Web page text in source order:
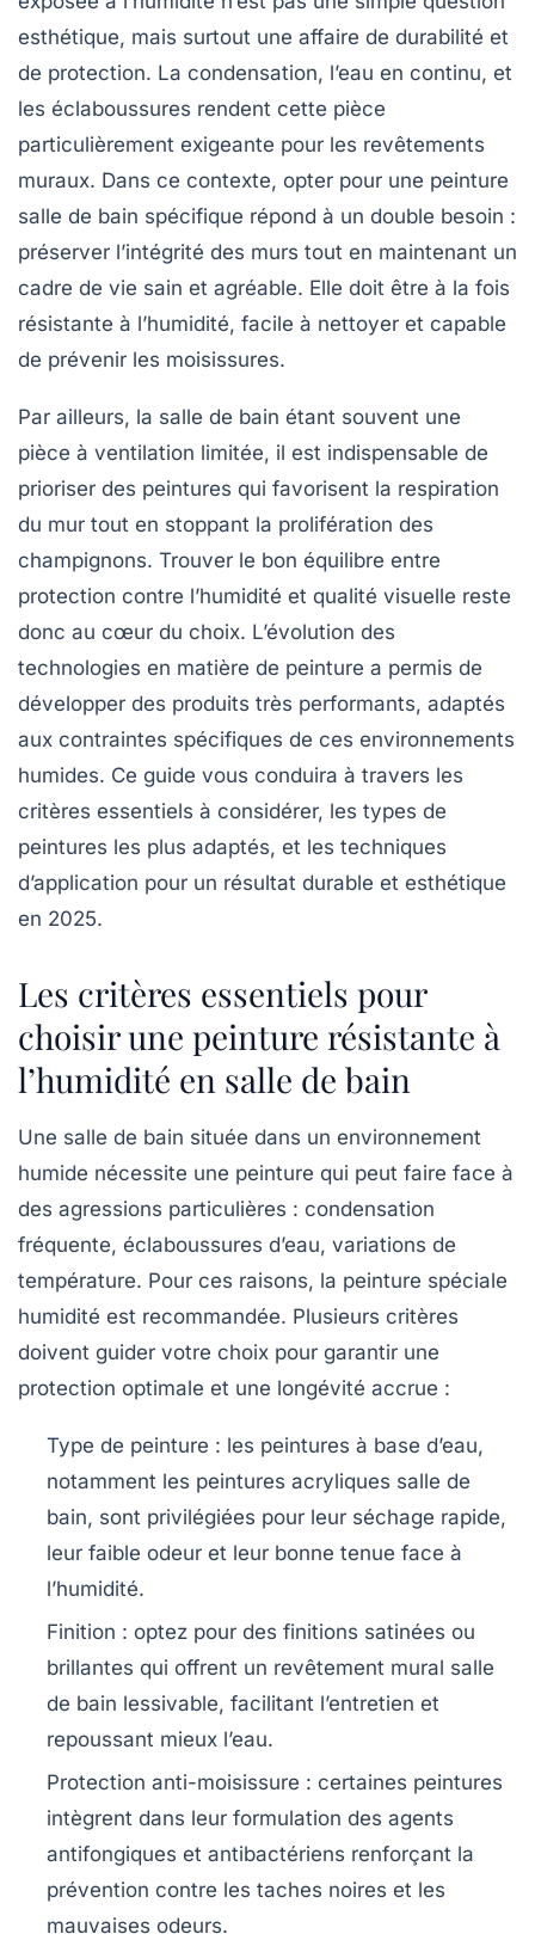
esthétique, mais surtout une affaire de durabilité et
de protection. La condensation, l’eau en continu, et
les éclaboussures rendent cette pièce
particulièrement exigeante pour les revêtements
muraux. Dans ce contexte, opter pour une peinture
salle de bain spécifique répond à un double besoin :
préserver l’intégrité des murs tout en maintenant un
cadre de vie sain et agréable. Elle doit être à la fois
résistante à l’humidité, facile à nettoyer et capable
de prévenir les moisissures.
Par ailleurs, la salle de bain étant souvent une
pièce à ventilation limitée, il est indispensable de
prioriser des peintures qui favorisent la respiration
du mur tout en stoppant la prolifération des
champignons. Trouver le bon équilibre entre
protection contre l’humidité et qualité visuelle reste
donc au cœur du choix. L’évolution des
technologies en matière de peinture a permis de
développer des produits très performants, adaptés
aux contraintes spécifiques de ces environnements
humides. Ce guide vous conduira à travers les
critères essentiels à considérer, les types de
peintures les plus adaptés, et les techniques
d’application pour un résultat durable et esthétique
en 2025.
Les critères essentiels pour
choisir une peinture résistante à
l’humidité en salle de bain
Une salle de bain située dans un environnement
humide nécessite une peinture qui peut faire face à
des agressions particulières : condensation
fréquente, éclaboussures d’eau, variations de
température. Pour ces raisons, la peinture spéciale
humidité est recommandée. Plusieurs critères
doivent guider votre choix pour garantir une
protection optimale et une longévité accrue :
Type de peinture : les peintures à base d’eau,
notamment les peintures acryliques salle de
bain, sont privilégiées pour leur séchage rapide,
leur faible odeur et leur bonne tenue face à
l’humidité.
Finition : optez pour des finitions satinées ou
brillantes qui offrent un revêtement mural salle
de bain lessivable, facilitant l’entretien et
repoussant mieux l’eau.
Protection anti-moisissure : certaines peintures
intègrent dans leur formulation des agents
antifongiques et antibactériens renforçant la
prévention contre les taches noires et les
mauvaises odeurs.